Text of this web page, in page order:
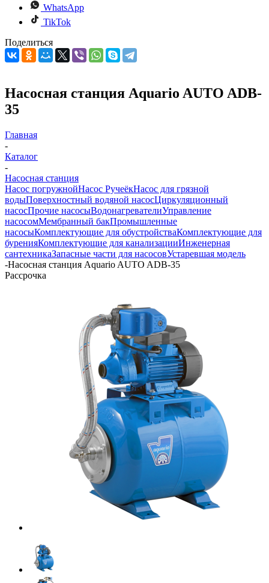
WhatsApp
TikTok
Поделиться
Насосная станция Aquario AUTO ADB-
35
Главная
-
Каталог
-
Насосная станция
Насос погружнойНасос РучеёкНасос для грязной
водыПоверхностный водяной насосЦиркуляционный
насосПрочие насосыВодонагревателиУправление
насосомМембранный бакПромышленные
насосыКомплектующие для обустройстваКомплектующие для
буренияКомплектующие для канализацииИнженерная
сантехникаЗапасные части для насосовУстаревшая модель
-Насосная станция Aquario AUTO ADB-35
Рассрочка